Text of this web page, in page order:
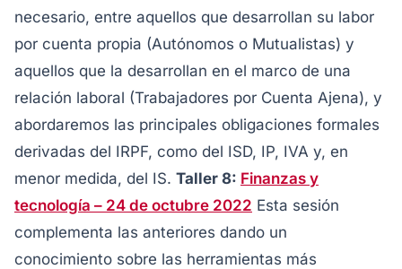
necesario, entre aquellos que desarrollan su labor
por cuenta propia (Autónomos o Mutualistas) y
aquellos que la desarrollan en el marco de una
relación laboral (Trabajadores por Cuenta Ajena), y
abordaremos las principales obligaciones formales
derivadas del IRPF, como del ISD, IP, IVA y, en
menor medida, del IS. Taller 8: Finanzas y
tecnología – 24 de octubre 2022 Esta sesión
complementa las anteriores dando un
conocimiento sobre las herramientas más